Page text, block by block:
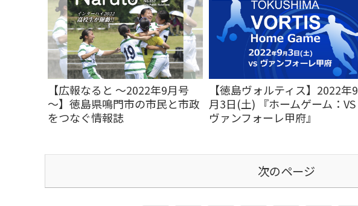
【広報なると ～2022年9月号
～】徳島県鳴門市の市民と市政
をつなぐ情報誌
【徳島ヴォルティス】2022年9
月3日(土) 『ホームゲーム：VS
ヴァンフォーレ甲府』
次のページ